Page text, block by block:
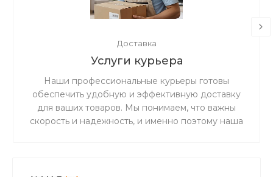
Доставка
Услуги курьера
Наши профессиональные курьеры готовы
обеспечить удобную и эффективную доставку
для ваших товаров. Мы понимаем, что важны
скорость и надежность, и именно поэтому наша